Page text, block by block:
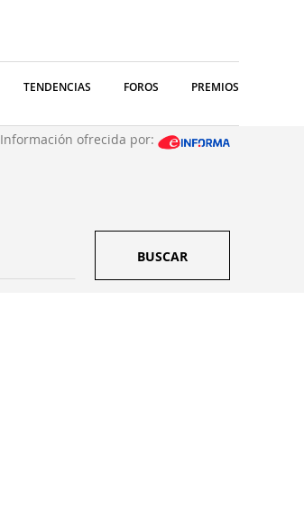
TENDENCIAS FOROS PREMIOS
Información ofrecida por:
BUSCAR